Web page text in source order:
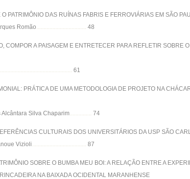
PATRIMÔNIO DAS RUÍNAS FABRIS E FERROVIÁRIAS EM SÃO
Romão.................................. 48
COMPOR A PAISAGEM E ENTRETECER PARA REFLETIR SOBRE
61
PRÁTICA DE UMA METODOLOGIA DE PROJETO NA
Silva Chaparim............... 74
CULTURAIS DOS UNIVERSITÁRIOS DA USP SÃO
Vizioli..................................... 87
SOBRE O BUMBA MEU BOI: A RELAÇÃO ENTRE A
NA BAIXADA OCIDENTAL MARANHENSE